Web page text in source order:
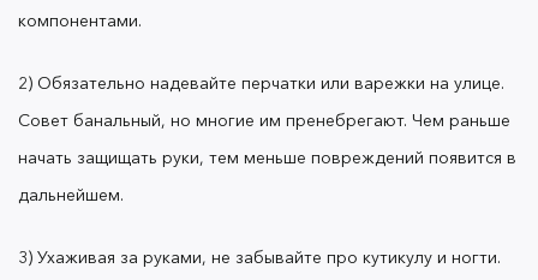
руками, ногтями и кутикулой?
флакона или тюбика: один оставить дома, а один
крем в течение дня.
компонентами.
2) Обязательно надевайте перчатки или варежки на улице.
Совет банальный, но многие им пренебрегают. Чем раньше
начать защищать руки, тем меньше повреждений появится в
дальнейшем.
3) Ухаживая за руками, не забывайте про кутикулу и ногти.